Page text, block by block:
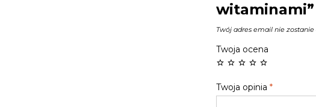
witaminami”
Twój adres email nie
Twoja ocena
Twoja opinia*